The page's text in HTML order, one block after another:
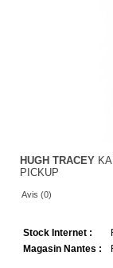
HUGH TRACEY
PICKUP
Avis (0)
Stock Internet :
Magasin Nantes :